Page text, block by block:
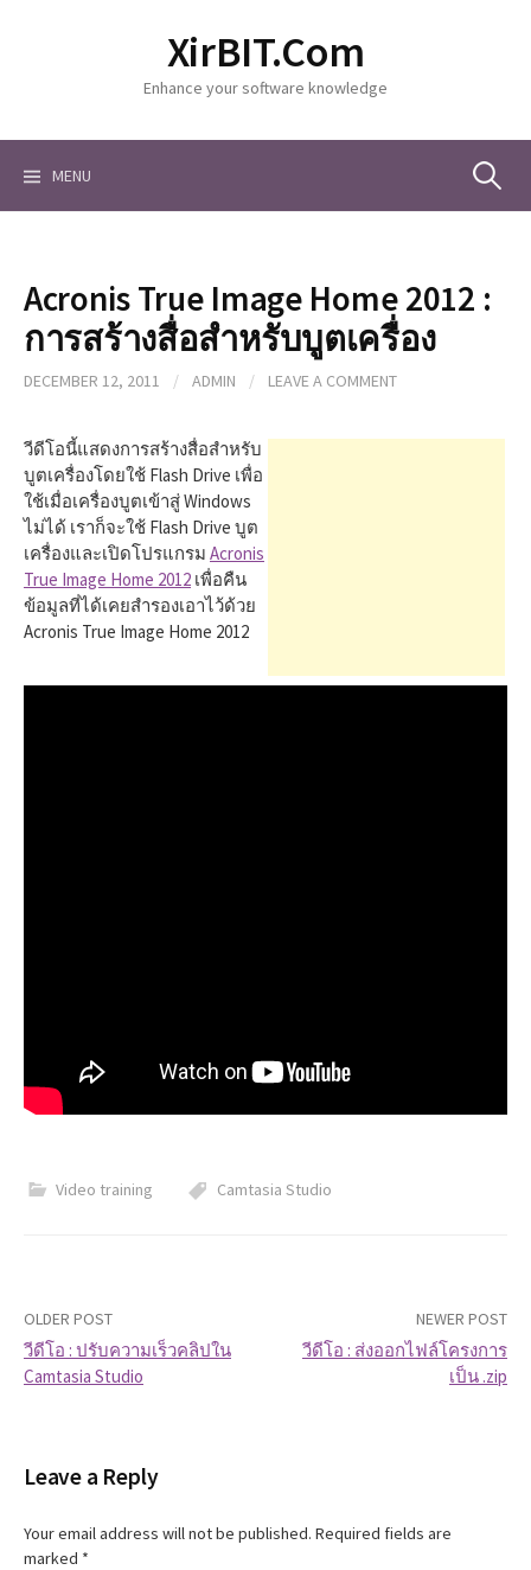
o
XirBIT.Com
Enhance your software knowledge
MENU S
a
o
Acronis True Image Home 2012 :
การสร้างสื่อสำหรับบูตเครื่อง
DECEMBER 12, 2011 / ADMIN / LEAVE A COMMENT
วีดีโอนี้แสดงการสร้างสื่อสำหรับ
บูตเครื่องโดยใช้ Flash Drive เพื่อ
ใช้เมื่อเครื่องบูตเข้าสู่ Windows
ไม่ได้ เราก็จะใช้ Flash Drive บูต
เครื่องและเปิดโปรแกรม Acronis
True Image Home 2012 เพื่อคืน
ข้อมูลที่ได้เคยสำรองเอาไว้ด้วย
Acronis True Image Home 2012
Video training Camtasia Studio
P
s
t
OLDER POST
วีดีโอ : ปรับความเร็วคลิปใน
Camtasia Studio
NEWER POST
วีดีโอ : ส่งออกไฟล์โครงการ
เป็น .zip
Leave a Reply
Your email address will not be published. Required fields are
marked *